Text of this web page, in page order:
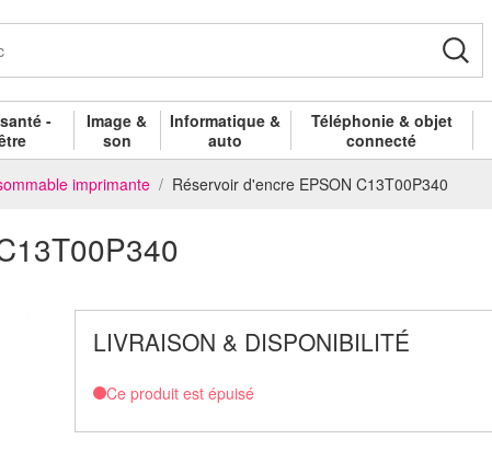
-
Image &
son
Informatique &
auto
Téléphonie & objet
connecté
imprimante Réservoir d'encre EPSON C13T00P340
LIVRAISON & DISPONIBILITÉ
Ce produit est épuisé